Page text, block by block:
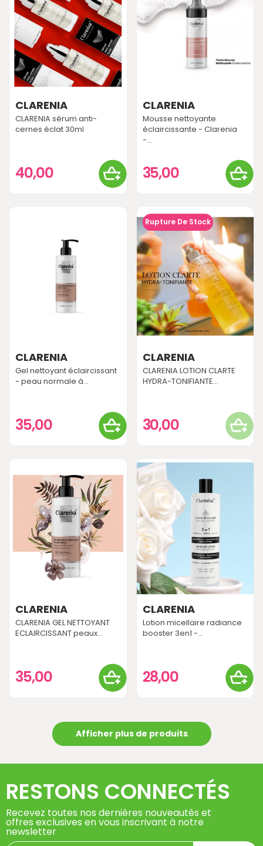
CLARENIA
CLARENIA sérum anti-
cernes éclat 30ml
40,00
CLARENIA
Mousse nettoyante
éclaircissante - Clarenia
-...
35,00
CLARENIA
Gel nettoyant éclaircissant
- peau normale à...
35,00
Rupture De Stock
CLARENIA
CLARENIA LOTION CLARTE
HYDRA-TONIFIANTE...
30,00
CLARENIA
CLARENIA GEL NETTOYANT
ECLAIRCISSANT peaux...
35,00
CLARENIA
Lotion micellaire radiance
booster 3en1 -...
28,00
Afficher plus de produits
RESTONS CONNECTÉS
Recevez toutes nos dernières nouveautés et
offres exclusives en vous inscrivant à notre
newsletter